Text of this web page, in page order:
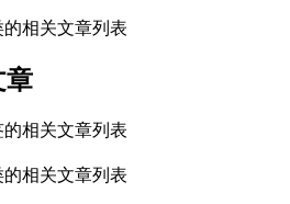
相关文章列表
章
相关文章列表
相关文章列表